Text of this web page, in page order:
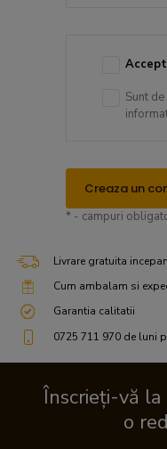
Accept
Sunt
Creaza un
* - campuri
Livrare gratuita
Cum ambalam si
Garantia calitatii
0725 711 970 de luni
Înscrieți-vă
o